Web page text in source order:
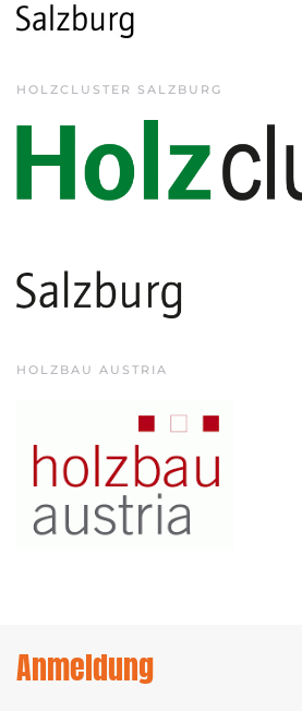
HOLZCLUSTER SALZBURG
HOLZBAU AUSTRIA
Anmeldung